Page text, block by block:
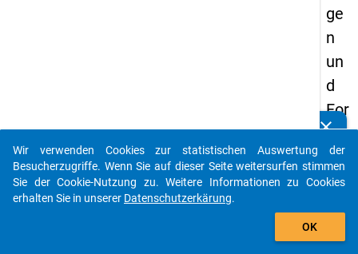
ge
n
un
d
For
der
un
ge
clear
Kennen Sie Publikationen, die auf Basis unserer
Datenpakete entstanden sind? Dann teilen Sie uns diese
bitte mit...
auto_stories
Wir verwenden Cookies zur statistischen Auswertung der
Besucherzugriffe. Wenn Sie auf dieser Seite weitersurfen stimmen
Sie der Cookie-Nutzung zu. Weitere Informationen zu Cookies
erhalten Sie in unserer Datenschutzerkärung.
OK